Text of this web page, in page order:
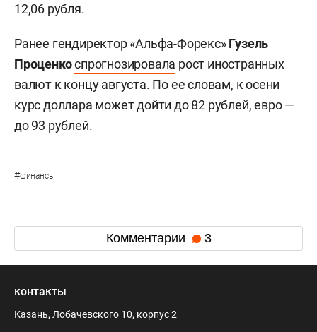
12,06 рубля.
Ранее гендиректор «Альфа-Форекс»Гузель
Проценкоспрогнозировала рост иностранных
валют к концу августа. По ее словам, к осени
курс доллара может дойти до 82 рублей, евро —
до 93 рублей.
#финансы
Комментарии 3
контакты
Казань, Лобачевского 10, корпус 2